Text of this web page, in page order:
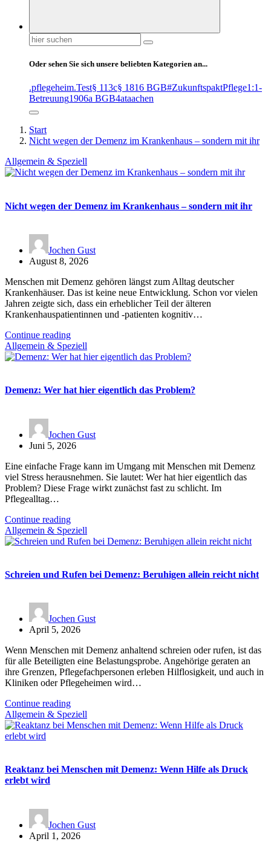
Suchen
nach:
Oder sehen Sie sich unsere beliebten Kategorien an...
.pflegeheim.Test§ 113c§ 1816 BGB#ZukunftspaktPflege1:1-
Betreuung1906a BGB4ataachen
Start
Nicht wegen der Demenz im Krankenhaus – sondern mit ihr
Allgemein & Speziell
Nicht wegen der Demenz im Krankenhaus – sondern mit ihr
Jochen Gust
August 8, 2026
Menschen mit Demenz gehören längst zum Alltag deutscher
Krankenhäuser. Das ist keine neue Entwicklung. Schon vor vielen
Jahren zeigte sich, dass ein erheblicher Teil der älteren
Krankenhauspatientinnen und -patienten kognitiv…
Continue reading
Allgemein & Speziell
Demenz: Wer hat hier eigentlich das Problem?
Jochen Gust
Juni 5, 2026
Eine einfache Frage kann im Umgang mit Menschen mit Demenz
viel Stress herausnehmen. Sie lautet: Wer hat hier eigentlich das
Problem? Diese Frage wirkt zunächst fast zu schlicht. Im
Pflegealltag…
Continue reading
Allgemein & Speziell
Schreien und Rufen bei Demenz: Beruhigen allein reicht nicht
Jochen Gust
April 5, 2026
Wenn Menschen mit Demenz anhaltend schreien oder rufen, ist das
für alle Beteiligten eine Belastungsprobe. Angehörige geraten an
ihre Grenzen, Pflegefachpersonen erleben Hilflosigkeit, und auch in
Kliniken oder Pflegeheimen wird…
Continue reading
Allgemein & Speziell
Reaktanz bei Menschen mit Demenz: Wenn Hilfe als Druck
erlebt wird
Jochen Gust
April 1, 2026